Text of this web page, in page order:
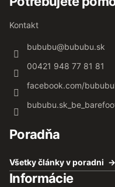
Kontakt
bububu@bububu.sk
00421 948 77 81 81
facebook.com/
Poradňa
Všetky články v poradni
Informácie